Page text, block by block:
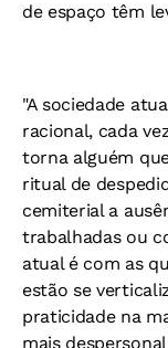
de espaço têm
"A sociedade
racional, cada
torna alguém
ritual de
cemiterial a
trabalhadas ou
atual é com as
estão se
praticidade na
mais